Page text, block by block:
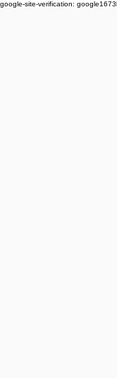
google-site-verification: